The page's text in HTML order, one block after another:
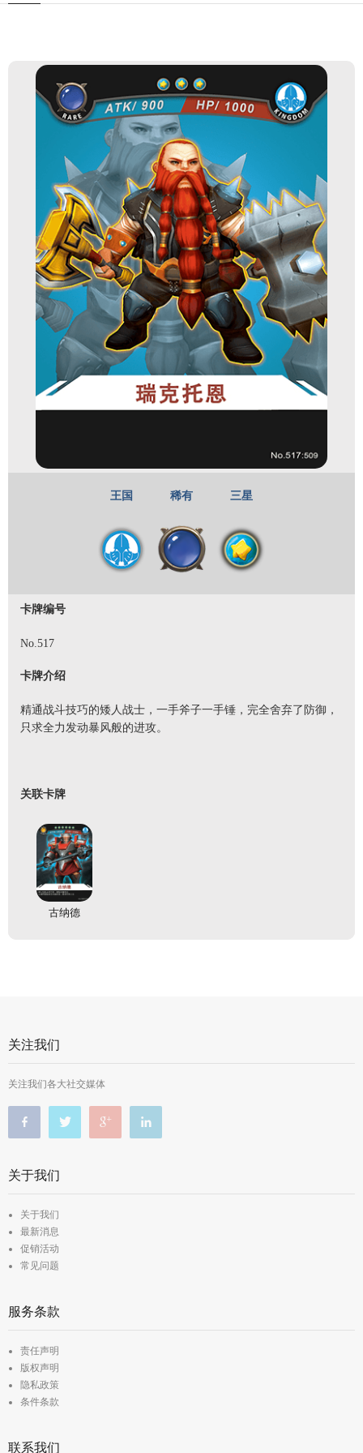
王国 稀有 三星
卡牌编号
No.517
卡牌介绍
精通战斗技巧的矮人战士，一手斧子一手锤，完全舍弃了防御，
只求全力发动暴风般的进攻。
关联卡牌
古纳德
关注我们
关注我们各大社交媒体
关于我们
关于我们
最新消息
促销活动
常见问题
服务条款
责任声明
版权声明
隐私政策
条件条款
联系我们